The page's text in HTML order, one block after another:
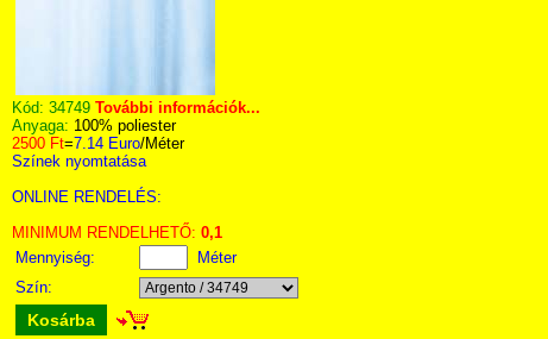
Kód: 34749 További információk...
Anyaga: 100% poliester
2500 Ft=7.14 Euro/Méter
Színek nyomtatása
ONLINE RENDELÉS:
MINIMUM RENDELHETŐ: 0,1
Mennyiség:
Méter
Szín:
Kosárba